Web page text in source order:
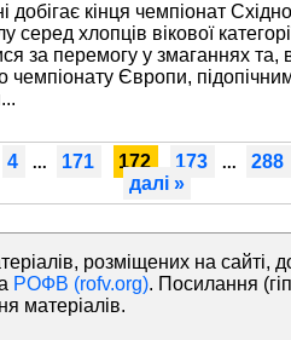
добігає кінця чемпіонат
серед хлопців вікової
за перемогу у змаганнях та,
чемпіонату Європи,
4 ... 171 172 173 ...
288
далі »
розміщених на сайті,
РОФВ (rofv.org). Посилання
матеріалів.